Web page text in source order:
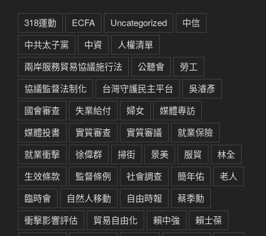
318運動 ECFA Uncategorized
中信
中共太子黨
中資
人權清單
兩岸服務貿易協議施行法
公聽會
勞工
協議監督法制化
台灣守護民主平台
吳濬彥
國會審查
失業給付 婦女
媒體專訪
媒體投書
實質審查 實質審議
就業保險
就業衝擊
徐偉群 掃街 景美 服貿
林全
生效條款
監督條例 社會調查 簡年佑
老人
臨時會
自然人移動 自由時報
蔡季勳
衝擊影響評估
貿易自由化 賴中強
賴士葆